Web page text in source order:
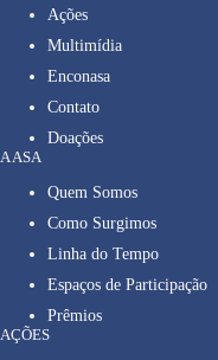
Ações
Multimídia
Enconasa
Contato
Doações
A ASA
Quem Somos
Como Surgimos
Linha do Tempo
Espaços de Participação
Prêmios
AÇÕES